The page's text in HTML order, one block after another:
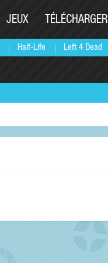
Half-Life Left 4 Dead
JEUX TÉLÉCHARGER